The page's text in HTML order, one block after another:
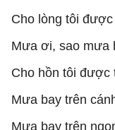
Cho lòng tôi
Mưa ơi, sao mưa
Cho hồn tôi được
Mưa bay trên
Mưa bay trên